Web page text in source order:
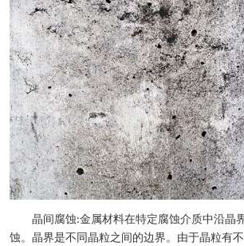
晶间腐蚀:金属材料在特定腐蚀介质中沿晶
蚀。晶界是不同晶粒之间的边界。由于晶粒有